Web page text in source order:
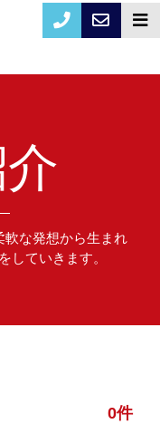
な発想から生まれ
していきます。
0件